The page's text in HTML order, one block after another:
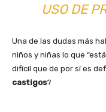
USO DE
Una de las dudas más
niños y niñas lo que
difícil que de por sí es
castigos?